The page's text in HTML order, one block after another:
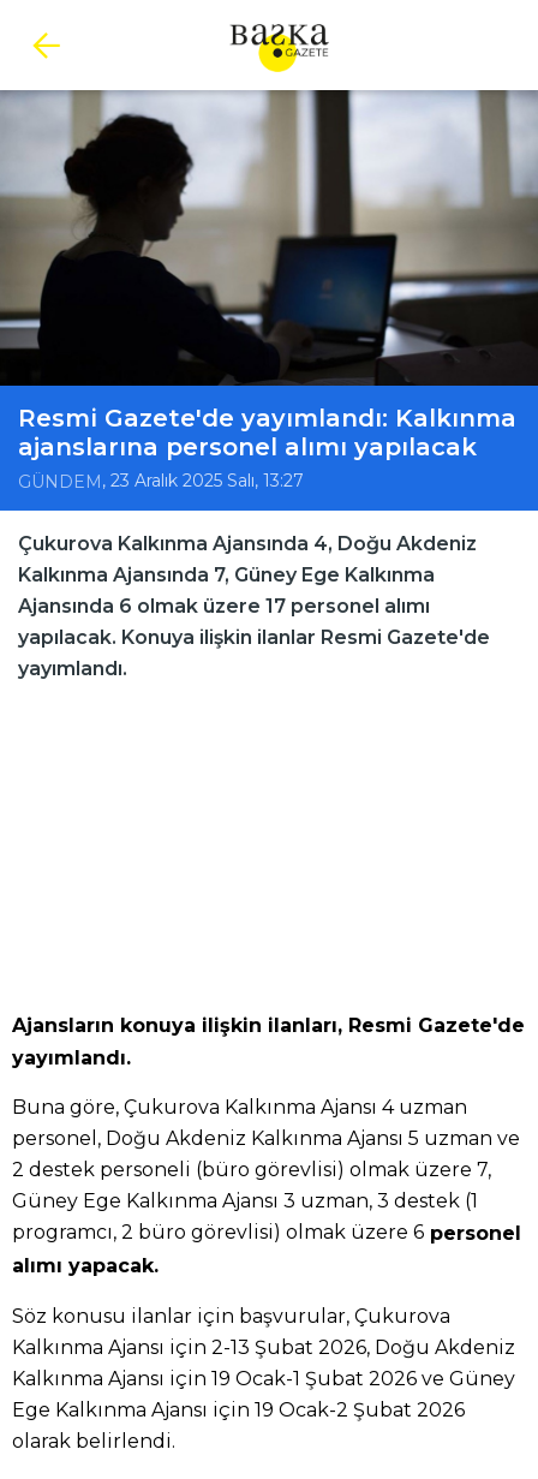
Resmi Gazete'de yayımlandı: Kalkınma
ajanslarına personel alımı yapılacak
GÜNDEM, 23 Aralık 2025 Salı, 13:27
Çukurova Kalkınma Ajansında 4, Doğu Akdeniz
Kalkınma Ajansında 7, Güney Ege Kalkınma
Ajansında 6 olmak üzere 17 personel alımı
yapılacak. Konuya ilişkin ilanlar Resmi Gazete'de
yayımlandı.
Ajansların konuya ilişkin ilanları, Resmi Gazete'de
yayımlandı.
Buna göre, Çukurova Kalkınma Ajansı 4 uzman
personel, Doğu Akdeniz Kalkınma Ajansı 5 uzman ve
2 destek personeli (büro görevlisi) olmak üzere 7,
Güney Ege Kalkınma Ajansı 3 uzman, 3 destek (1
programcı, 2 büro görevlisi) olmak üzere 6 personel
alımı yapacak.
Söz konusu ilanlar için başvurular, Çukurova
Kalkınma Ajansı için 2-13 Şubat 2026, Doğu Akdeniz
Kalkınma Ajansı için 19 Ocak-1 Şubat 2026 ve Güney
Ege Kalkınma Ajansı için 19 Ocak-2 Şubat 2026
olarak belirlendi.